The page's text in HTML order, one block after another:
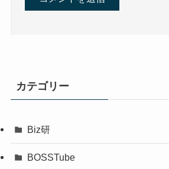
カテゴリー
Biz研
BOSSTube